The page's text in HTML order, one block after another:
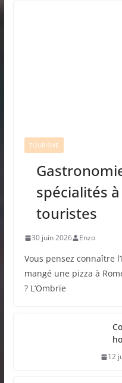
TOURISME
spécialités
touristes
30 juin 2026 Enzo
Vous pensez connaître
mangé une pizza à
? L’Ombrie
12